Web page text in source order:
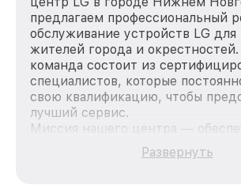
предлагаем профессиональный
обслуживание устройств LG для
жителей города и
команда состоит из
специалистов, которые
свою квалификацию, чтобы
лучший сервис.
Миссия нашего центра —
качественный и доступный
каждого пользователя
Развернуть